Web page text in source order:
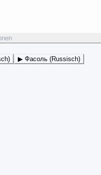
▶ Фасоль (Russisch)